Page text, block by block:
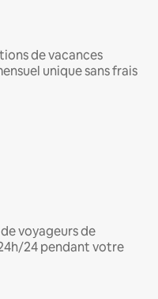
de vacances
unique sans frais
voyageurs de
24 pendant votre